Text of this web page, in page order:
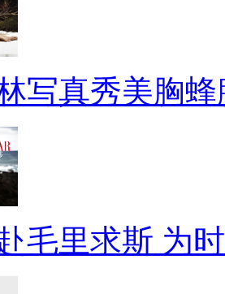
写真秀美胸蜂
毛里求斯 为